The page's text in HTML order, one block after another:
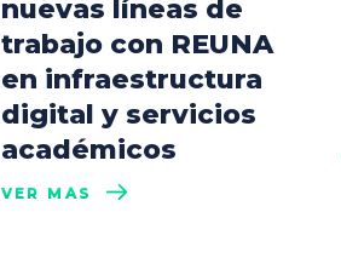
nuevas líneas de
trabajo con REUNA
en infraestructura
digital y servicios
académicos
VER MÁS